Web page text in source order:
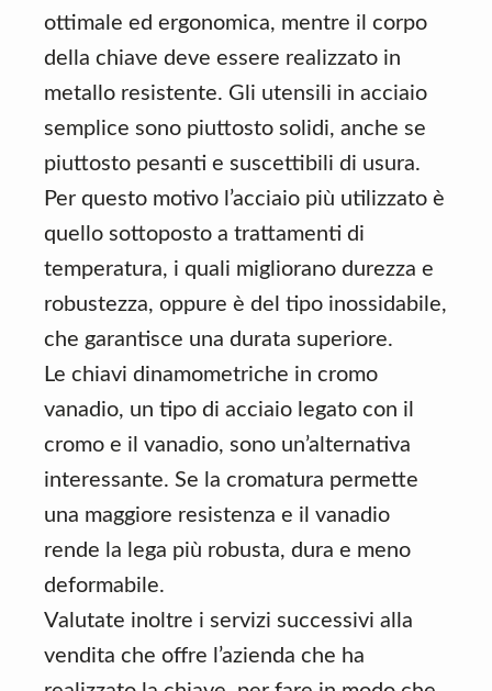
ottimale ed ergonomica, mentre il corpo
della chiave deve essere realizzato in
metallo resistente. Gli utensili in acciaio
semplice sono piuttosto solidi, anche se
piuttosto pesanti e suscettibili di usura.
Per questo motivo l’acciaio più utilizzato è
quello sottoposto a trattamenti di
temperatura, i quali migliorano durezza e
robustezza, oppure è del tipo inossidabile,
che garantisce una durata superiore.
Le chiavi dinamometriche in cromo
vanadio, un tipo di acciaio legato con il
cromo e il vanadio, sono un’alternativa
interessante. Se la cromatura permette
una maggiore resistenza e il vanadio
rende la lega più robusta, dura e meno
deformabile.
Valutate inoltre i servizi successivi alla
vendita che offre l’azienda che ha